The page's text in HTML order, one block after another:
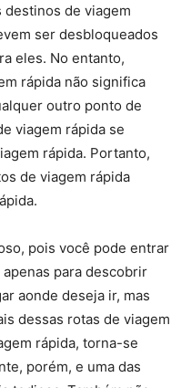
de viagem
ser desbloqueados
eles. No entanto,
rápida não significa
outro ponto de
viagem rápida se
rápida. Portanto,
de viagem rápida
pois você pode entrar
para descobrir
aonde deseja ir, mas
dessas rotas de viagem
rápida, torna-se
porém, e uma das